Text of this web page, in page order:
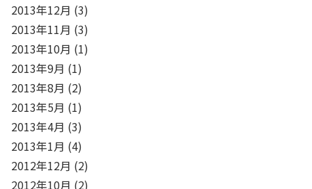
2013年12月 (3)
2013年11月 (3)
2013年10月 (1)
2013年9月 (1)
2013年8月 (2)
2013年5月 (1)
2013年4月 (3)
2013年1月 (4)
2012年12月 (2)
2012年10月 (2)